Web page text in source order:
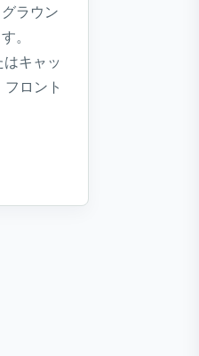
ラウン
。
キャッ
ロント